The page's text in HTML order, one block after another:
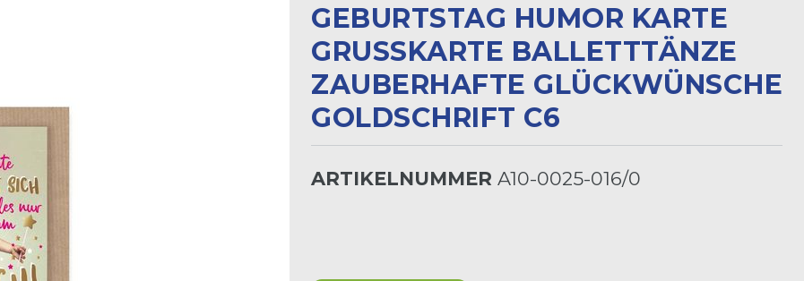
GEBURTSTAG HUMOR KARTE
GRUSSKARTE BALLETTTÄNZE Z
AUBERHAFTE GLÜCKWÜNSCHE G
OLDSCHRIFT C6
ARTIKELNUMMER A10-0025-016/0